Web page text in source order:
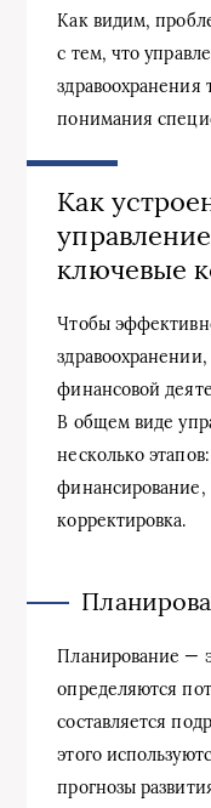
Как видим,
с тем, что
здравоохранения
понимания
Как
ключевые
Чтобы
финансовой
В общем виде
несколько
финансирование,
корректировка.
Планирование —
определяются
составляется
этого
прогнозы